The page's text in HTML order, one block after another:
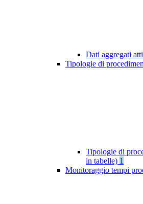
Dati aggregati
Tipologie di
Tipologie di
in tabelle) 1
Monitoraggio tempi